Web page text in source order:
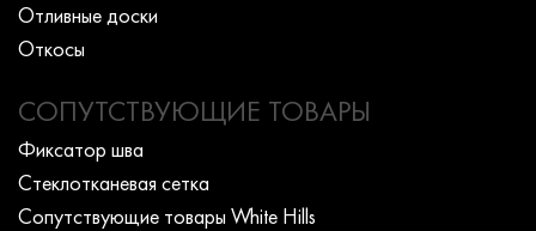
Отливные доски
Откосы
СОПУТСТВУЮЩИЕ ТОВАРЫ
Фиксатор шва
Стеклотканевая сетка
Сопутствующие товары White Hills